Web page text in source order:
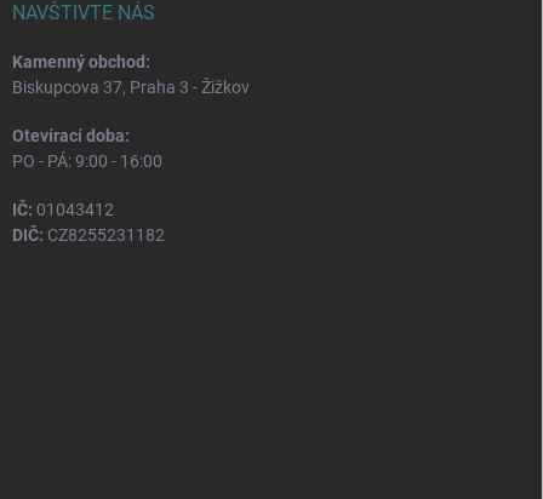
NAVŠTIVTE NÁS
Kamenný obchod:
Biskupcova 37, Praha 3 - Žižkov
Otevírací doba:
PO - PÁ: 9:00 - 16:00
IČ: 01043412
DIČ: CZ8255231182